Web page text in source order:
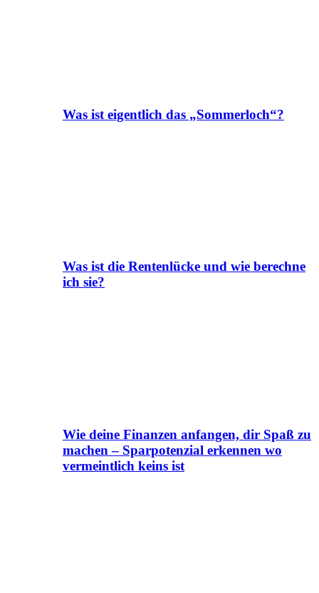
Was ist eigentlich das „Sommerloch“?
Was ist die Rentenlücke und wie berechne
ich sie?
Wie deine Finanzen anfangen, dir Spaß zu
machen – Sparpotenzial erkennen wo
vermeintlich keins ist